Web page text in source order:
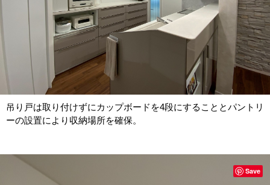
吊り戸は取り付けずにカップボードを4段にすることとパントリ
ーの設置により収納場所を確保。
Save